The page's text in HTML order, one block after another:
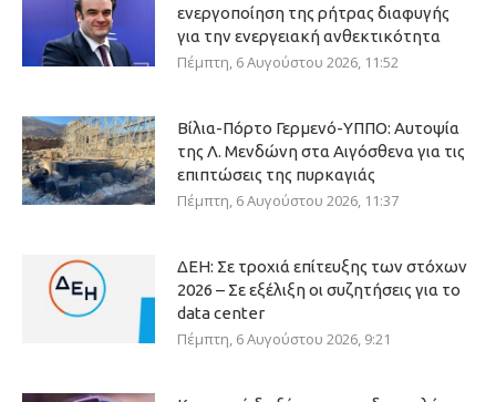
ενεργοποίηση της ρήτρας διαφυγής
για την ενεργειακή ανθεκτικότητα
Πέμπτη, 6 Αυγούστου 2026, 11:52
Βίλια-Πόρτο Γερμενό-ΥΠΠΟ: Αυτοψία
της Λ. Μενδώνη στα Αιγόσθενα για τις
επιπτώσεις της πυρκαγιάς
Πέμπτη, 6 Αυγούστου 2026, 11:37
ΔΕΗ: Σε τροχιά επίτευξης των στόχων
2026 – Σε εξέλιξη οι συζητήσεις για το
data center
Πέμπτη, 6 Αυγούστου 2026, 9:21